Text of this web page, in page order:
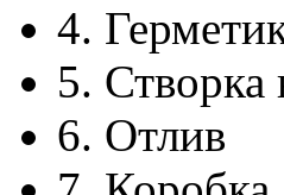
4.
5. Створка
6. Отлив